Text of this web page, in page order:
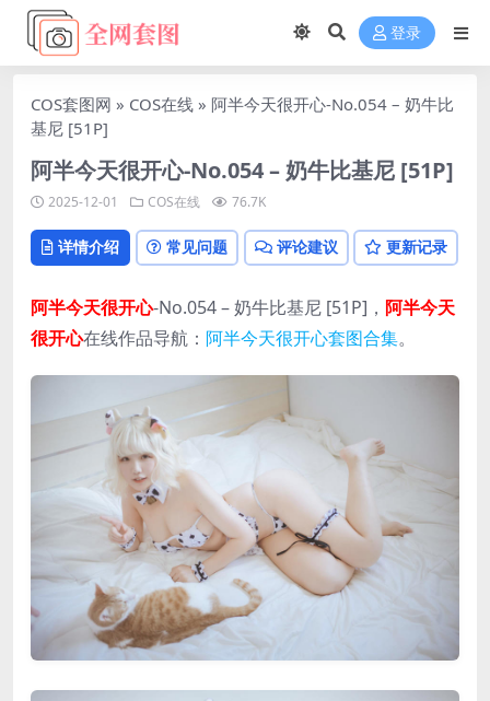
登录
COS套图网 » COS在线 » 阿半今天很开心-No.054 – 奶牛比
基尼 [51P]
阿半今天很开心-No.054 – 奶牛比基尼 [51P]
2025-12-01 COS在线 76.7K
详情介绍 常见问题 评论建议 更新记录
阿半今天很开心-No.054 – 奶牛比基尼 [51P]， 阿半今天
很开心在线作品导航： 阿半今天很开心套图合集。